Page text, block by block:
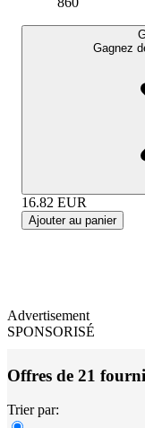
Gagnez
16.82 EUR
Ajouter au panier
Advertisement
SPONSORISÉ
Offres de 21
Trier par: